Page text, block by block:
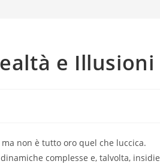
e Illusioni
non è tutto oro quel che luccica.
complesse e, talvolta, insidie